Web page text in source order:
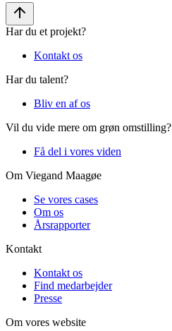
Har du et projekt?
Kontakt os
Har du talent?
Bliv en af os
Vil du vide mere om grøn omstilling?
Få del i vores viden
Om Viegand Maagøe
Se vores cases
Om os
Årsrapporter
Kontakt
Kontakt os
Find medarbejder
Presse
Om vores website